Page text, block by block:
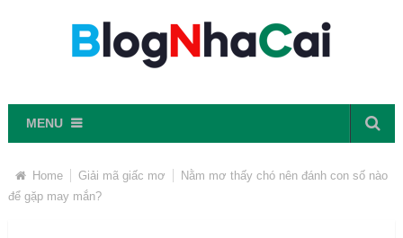
MENU
Home Giải mã giấc mơ
Nằm mơ thấy chó nên đánh con số nào
để gặp may mắn?